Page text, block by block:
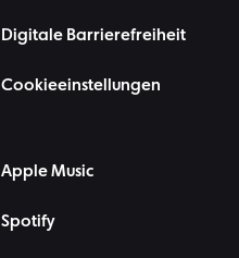
Digitale Barrierefreiheit
Cookieeinstellungen
Apple Music
Spotify